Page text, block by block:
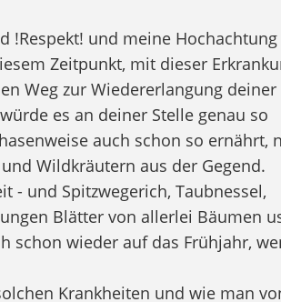
!Respekt! und meine
Zeitpunkt, mit dieser
Weg zur Wiedererlangung deiner
es an deiner Stelle genau so
auch schon so ernährt,
Wildkräutern aus der Gegend.
- und Spitzwegerich, Taubnessel,
Blätter von allerlei Bäumen
schon wieder auf das Frühjahr,
Krankheiten und wie man